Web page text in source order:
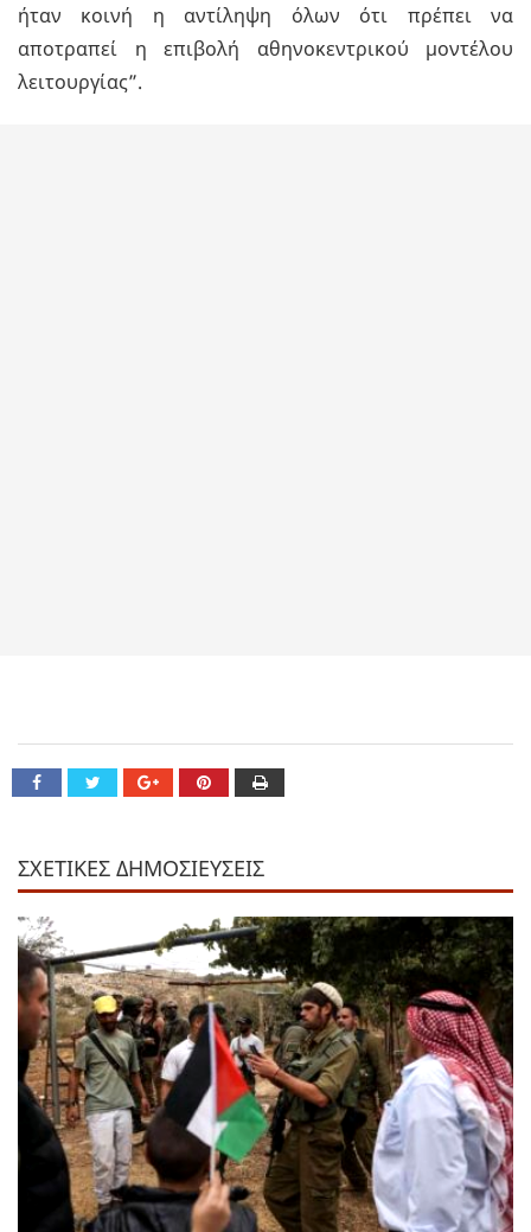
ήταν κοινή η αντίληψη όλων ότι πρέπει να
αποτραπεί η επιβολή αθηνοκεντρικού μοντέλου
λειτουργίας”.
ΣΧΕΤΙΚΕΣ ΔΗΜΟΣΙΕΥΣΕΙΣ